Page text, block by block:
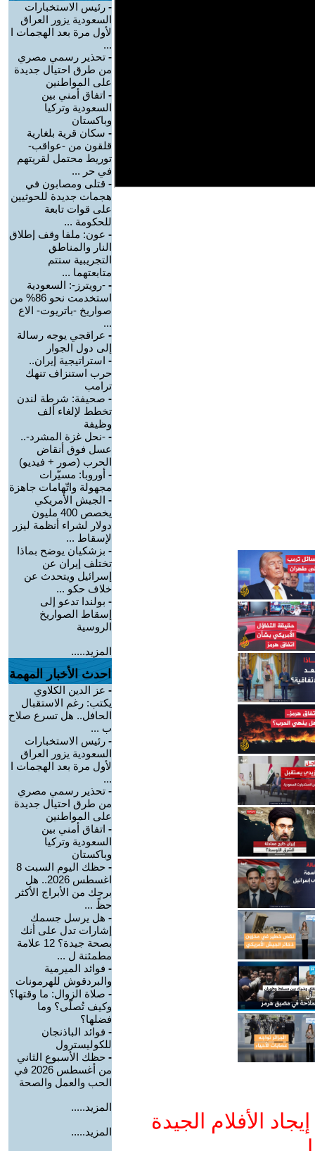
الأفلام الجيدة
- رئيس الاستخبارات
السعودية يزور العراق
لأول مرة بعد الهجمات ا
...
- تحذير رسمي مصري
من طرق احتيال جديدة
على المواطنين
- اتفاق أمني بين
السعودية وتركيا
وباكستان
- سكان قرية بلغارية
قلقون من -عواقب-
توريط محتمل لقريتهم
في حر ...
- قتلى ومصابون في
هجمات جديدة للحوثيين
على قوات تابعة
للحكومة ...
- عون: ملفا وقف إطلاق
النار والمناطق
التجريبية ستتم
متابعتهما ...
- -رويترز-: السعودية
استخدمت نحو 86% من
صواريخ -باتريوت- الاع
...
- عراقجي يوجه رسالة
إلى دول الجوار
- استراتيجية إيران..
حرب استنزاف تنهك
ترامب
- صحيفة: شرطة لندن
تخطط لإلغاء ألف
وظيفة
- -نحل غزة المشرد-..
عسل فوق أنقاض
الحرب (صور + فيديو)
- أوروبا: مسيّرات
مجهولة واتّهامات جاهزة
- الجيش الأمريكي
يخصص 400 مليون
دولار لشراء أنظمة ليزر
لإسقاط ...
- بزشكيان يوضح بماذا
تختلف إيران عن
إسرائيل ويتحدث عن
خلاف حكو ...
- بولندا تدعو إلى
إسقاط الصواريخ
الروسية
المزيد.....
احدث الأخبار المهمة
- عز الدين الكلاوي
يكتب: رغم الاستقبال
الحافل.. هل تسرع صلاح
ب ...
- رئيس الاستخبارات
السعودية يزور العراق
لأول مرة بعد الهجمات ا
...
- تحذير رسمي مصري
من طرق احتيال جديدة
على المواطنين
- اتفاق أمني بين
السعودية وتركيا
وباكستان
-
حظك اليوم السبت 8
اغسطس 2026.. هل
برجك من الأبراج الأكثر
حظً ...
- هل يرسل جسمك
إشارات تدل على أنك
بصحة جيدة؟ 12 علامة
مطمئنة ل ...
- فوائد الميرمية
والبردقوش للهرمونات
- صلاة الزوال: ما وقتها؟
وكيف تُصلّى؟ وما
فضلها؟
- فوائد الباذنجان
للكوليسترول
- حظك الأسبوع الثاني
من أغسطس 2026 في
الحب والعمل والصحة
المزيد.....
المزيد.....